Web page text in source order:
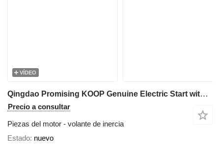
VÍDEO
Qingdao Promising KOOP Genuine Electric Start with Gear Ring volante de inercia para KOOP KD192FC Engine miniexcavadora
Precio a consultar
Piezas del motor - volante de inercia
Estado nuevo